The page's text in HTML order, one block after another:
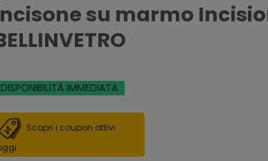
su marmo
DISPONIBILITÀ IMMEDIATA
Scopri i coupon attivi